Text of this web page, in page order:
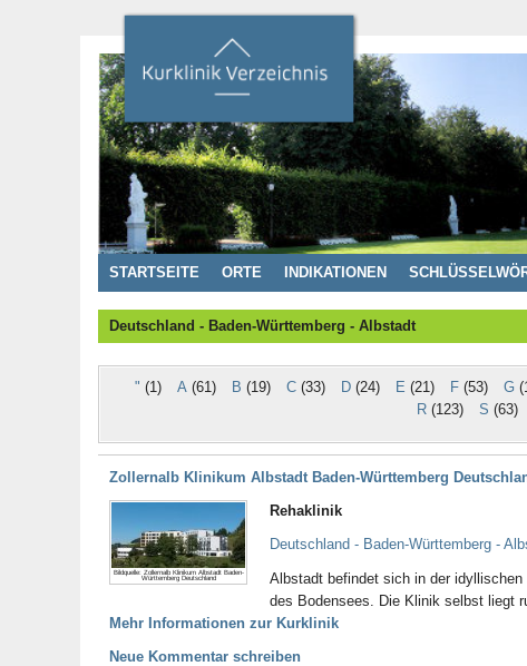
STARTSEITE ORTE INDIKATIONEN
Deutschland - Baden-Württemberg - Albstadt
" (1) A(61) B (19) C(33) D(24) E (21) F(53) G
R (123) S (63)
Zollernalb Klinikum Albstadt Baden-Württemberg
Bildquelle: Zollernalb Klinikum Albstadt Baden-
Württemberg Deutschland
Rehaklinik
Deutschland - Baden-Württemberg -
Albstadt befindet sich in der
des Bodensees. Die Klinik selbst liegt
Mehr Informationen zur Kurklinik
Neue Kommentar schreiben